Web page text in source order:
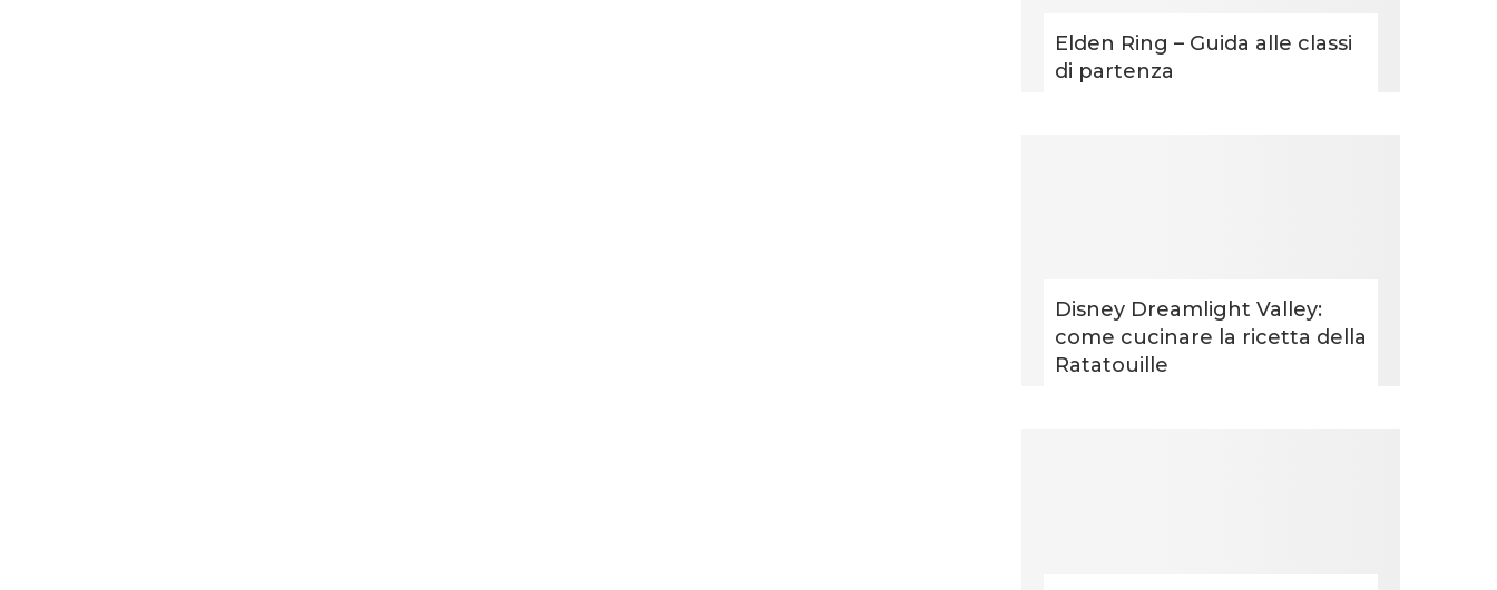
Elden Ring – Guida alle classi
di partenza
Disney Dreamlight Valley:
come cucinare la ricetta della
Ratatouille